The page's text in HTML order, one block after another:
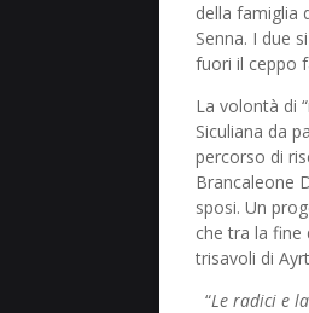
della famiglia
Senna. I due
fuori il ceppo
La volontà di
Siculiana da
percorso di
Brancaleone
sposi. Un
che tra la fine
trisavoli di
“Le radici e